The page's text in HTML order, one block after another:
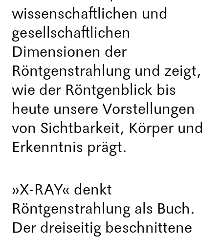
wissenschaftlichen und
gesellschaftlichen
Dimensionen der
Röntgenstrahlung und zeigt,
wie der Röntgenblick bis
heute unsere Vorstellungen
von Sichtbarkeit, Körper und
Erkenntnis prägt.
»X-RAY« denkt
Röntgenstrahlung als Buch.
Der dreiseitig beschnittene